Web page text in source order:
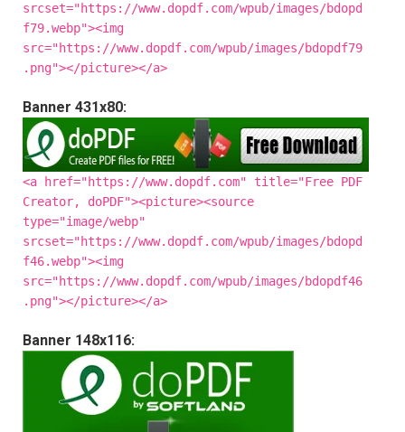
srcset="https://www.dopdf.com/wpub/images/bdopd
f79.webp"><img
src="https://www.dopdf.com/wpub/images/bdopdf79
.png"></picture></a>
Banner 431x80:
<a href="https://www.dopdf.com" title="Free PDF
Creator, doPDF"><picture><source
type="image/webp"
srcset="https://www.dopdf.com/wpub/images/bdopd
f46.webp"><img
src="https://www.dopdf.com/wpub/images/bdopdf46
.png"></picture></a>
Banner 148x116: